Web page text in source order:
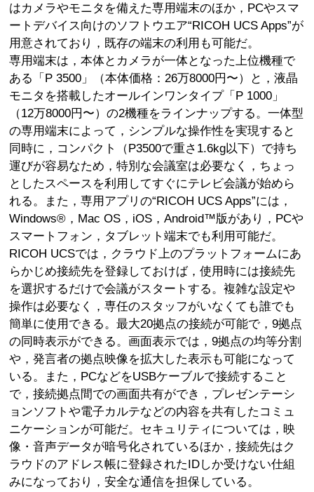
はカメラやモニタを備えた専用端末のほか，PCやスマ
ートデバイス向けのソフトウエア“RICOH UCS Apps”が
用意されており，既存の端末の利用も可能だ。
専用端末は，本体とカメラが一体となった上位機種で
ある「P 3500」（本体価格：26万8000円〜）と，液晶
モニタを搭載したオールインワンタイプ「P 1000」
（12万8000円〜）の2機種をラインナップする。一体型
の専用端末によって，シンプルな操作性を実現すると
同時に，コンパクト（P3500で重さ1.6kg以下）で持ち
運びが容易なため，特別な会議室は必要なく，ちょっ
としたスペースを利用してすぐにテレビ会議が始めら
れる。また，専用アプリの“RICOH UCS Apps”には，
Windows®，Mac OS，iOS，Android™版があり，PCや
スマートフォン，タブレット端末でも利用可能だ。
RICOH UCSでは，クラウド上のプラットフォームにあ
らかじめ接続先を登録しておけば，使用時には接続先
を選択するだけで会議がスタートする。複雑な設定や
操作は必要なく，専任のスタッフがいなくても誰でも
簡単に使用できる。最大20拠点の接続が可能で，9拠点
の同時表示ができる。画面表示では，9拠点の均等分割
や，発言者の拠点映像を拡大した表示も可能になって
いる。また，PCなどをUSBケーブルで接続すること
で，接続拠点間での画面共有ができ，プレゼンテーシ
ョンソフトや電子カルテなどの内容を共有したコミュ
ニケーションが可能だ。セキュリティについては，映
像・音声データが暗号化されているほか，接続先はク
ラウドのアドレス帳に登録されたIDしか受けない仕組
みになっており，安全な通信を担保している。